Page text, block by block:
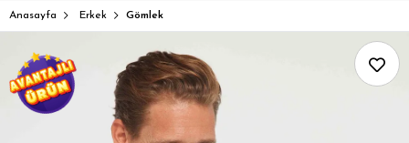
Anasayfa Erkek Gömlek